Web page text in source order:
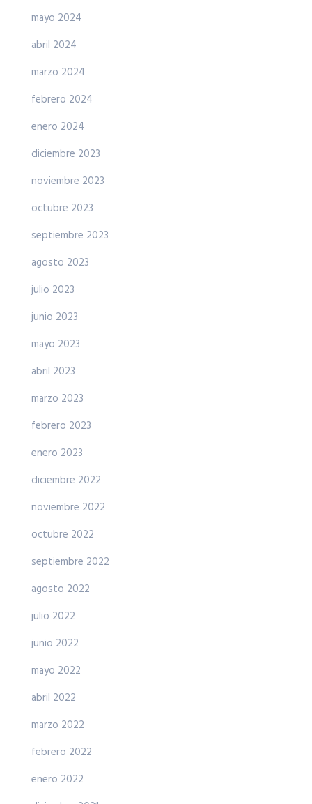
mayo 2024
abril 2024
marzo 2024
febrero 2024
enero 2024
diciembre 2023
noviembre 2023
octubre 2023
septiembre 2023
agosto 2023
julio 2023
junio 2023
mayo 2023
abril 2023
marzo 2023
febrero 2023
enero 2023
diciembre 2022
noviembre 2022
octubre 2022
septiembre 2022
agosto 2022
julio 2022
junio 2022
mayo 2022
abril 2022
marzo 2022
febrero 2022
enero 2022